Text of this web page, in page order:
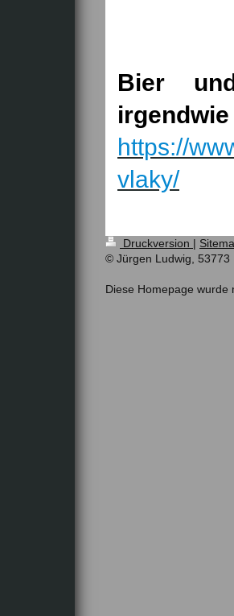
Bier
https://
vlaky/
Druckversion |
© Jürgen Ludwig, 53773
Diese Homepage wurde